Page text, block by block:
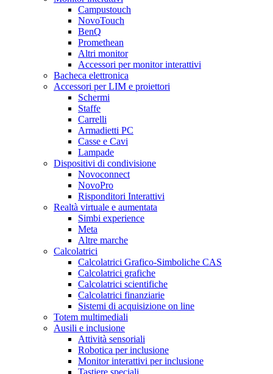
Campustouch
NovoTouch
BenQ
Promethean
Altri monitor
Accessori per monitor interattivi
Bacheca elettronica
Accessori per LIM e proiettori
Schermi
Staffe
Carrelli
Armadietti PC
Casse e Cavi
Lampade
Dispositivi di condivisione
Novoconnect
NovoPro
Risponditori Interattivi
Realtà virtuale e aumentata
Simbi experience
Meta
Altre marche
Calcolatrici
Calcolatrici Grafico-Simboliche CAS
Calcolatrici grafiche
Calcolatrici scientifiche
Calcolatrici finanziarie
Sistemi di acquisizione on line
Totem multimediali
Ausili e inclusione
Attività sensoriali
Robotica per inclusione
Monitor interattivi per inclusione
Tastiere speciali